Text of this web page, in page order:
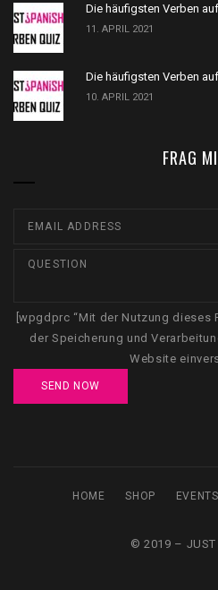
Die häufigsten Verben
11. APRIL 2021
Die häufigsten Verben
10. APRIL 2021
FRAG
[wpgdprc “Mit der Nutzung dieses
der Speicherung und
Website
HOME SHOP EVENTS
© 2019 – JUST